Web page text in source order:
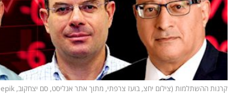
קרנות ההשתלמות (צילום יחצ, בועז צרפתי, מתוך אתר אנליסט, סם יצחקוב, freepik)